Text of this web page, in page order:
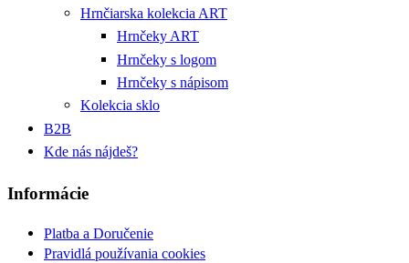
Hrnčiarska kolekcia ART
Hrnčeky ART
Hrnčeky s logom
Hrnčeky s nápisom
Kolekcia sklo
B2B
Kde nás nájdeš?
Informácie
Platba a Doručenie
Pravidlá používania cookies